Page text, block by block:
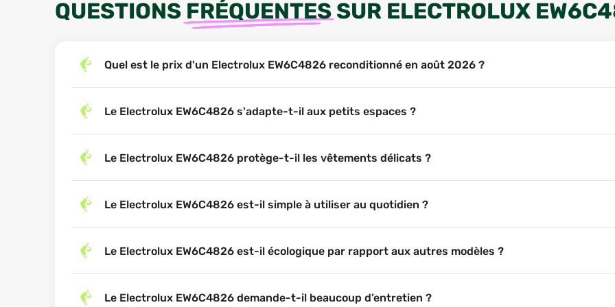
QUESTIONS FRÉQUENTES SUR ELECTROLUX
Quel est le prix d'un Electrolux EW6C4826 reconditionné en août 2026 ?
Le Electrolux EW6C4826 s'adapte-t-il aux petits espaces ?
Le Electrolux EW6C4826 protège-t-il les vêtements délicats ?
Le Electrolux EW6C4826 est-il simple à utiliser au quotidien ?
Le Electrolux EW6C4826 est-il écologique par rapport aux autres modèles ?
Le Electrolux EW6C4826 demande-t-il beaucoup d’entretien ?